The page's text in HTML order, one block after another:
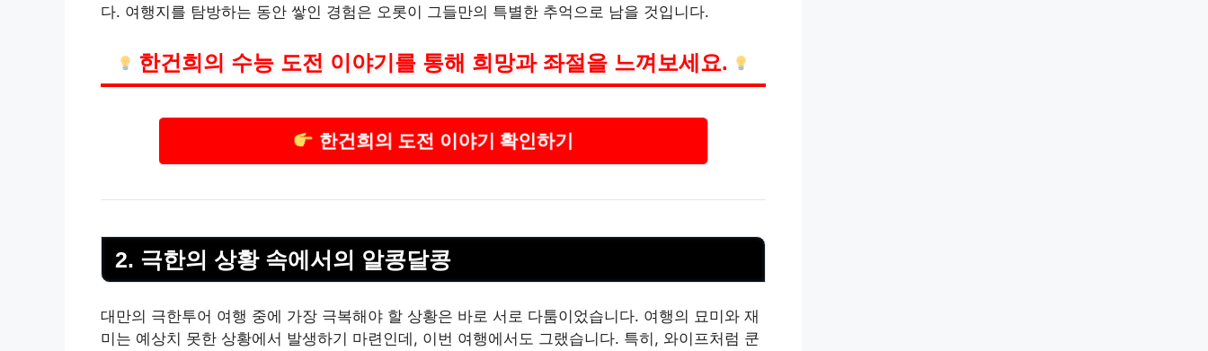
다. 여행지를 탐방하는 동안 쌓인 경험은 오롯이 그들만의 특별한 추억으로 남을 것입니다.
한건희의 수능 도전 이야기를 통해 희망과 좌절을 느껴보세요.
한건희의 도전 이야기 확인하기
2. 극한의 상황 속에서의 알콩달콩
대만의 극한투어 여행 중에 가장 극복해야 할 상황은 바로 서로 다툼이었습니다. 여행의 묘미와 재
미는 예상치 못한 상황에서 발생하기 마련인데, 이번 여행에서도 그랬습니다. 특히, 와이프처럼 쿤